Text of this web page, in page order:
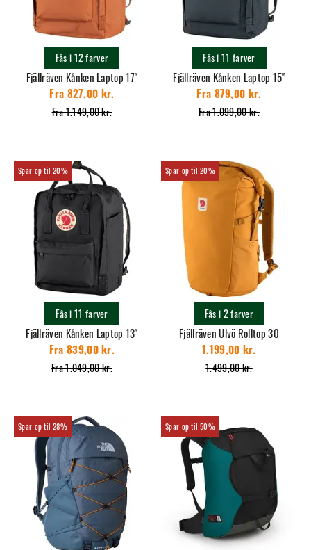
Fjällräven Kånken Laptop 17"
Fra 1.149,00 kr.
Fra 827,00 kr.
Fås i 12 farver
Fjällräven Kånken Laptop 15"
Fra 1.099,00 kr.
Fra 879,00 kr.
Fås i 11 farver
20%
Fjällräven Kånken Laptop 13"
Fra 1.049,00 kr.
Fra 839,00 kr.
Fås i 11 farver
20%
Fjällräven Ulvö Rolltop 30
1.499,00 kr.
1.199,00 kr.
Fås i 2 farver
28% 50%